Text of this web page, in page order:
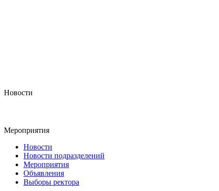
Новости
Мероприятия
Новости
Новости подразделений
Мероприятия
Объявления
Выборы ректора